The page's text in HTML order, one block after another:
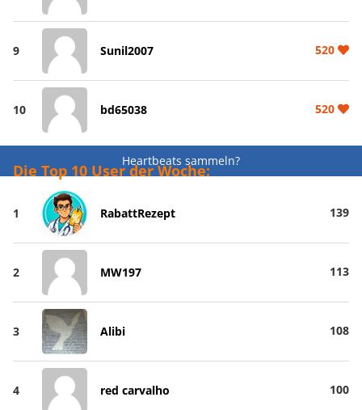
9 Sunil2007 520
10 bd65038 520
Heartbeats sammeln?
Die Top 10 User der Woche:
1 RabattRezept 139
2 MW197 113
3 Alibi 108
4 red carvalho 100